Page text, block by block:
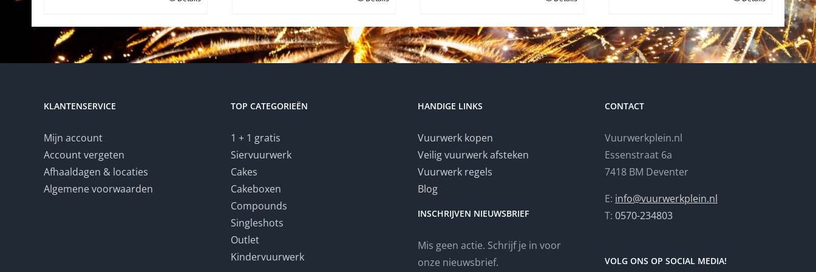
KLANTENSERVICE
Mijn account
Account vergeten
Afhaaldagen & locaties
Algemene voorwaarden
TOP CATEGORIEËN
1 + 1 gratis
Siervuurwerk
Cakes
Cakeboxen
Compounds
Singleshots
Outlet
Kindervuurwerk
HANDIGE LINKS
Vuurwerk kopen
Veilig vuurwerk afsteken
Vuurwerk regels
Blog
INSCHRIJVEN NIEUWSBRIEF
Mis geen actie. Schrijf je in voor
onze nieuwsbrief.
CONTACT
Vuurwerkplein.nl
Essenstraat 6a
7418 BM Deventer
E: info@vuurwerkplein.nl
T: 0570-234803
VOLG ONS OP SOCIAL MEDIA!